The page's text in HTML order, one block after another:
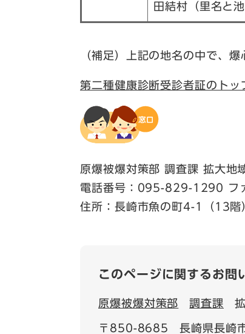
田結村（里名と
（補足）上記の地名の中で、
第二種健康診断受診者証のトッ
原爆被爆対策部 調査課 拡大地
電話番号：095-829-1290 フ
住所：長崎市魚の町4-1（13階
このページに関するお問
原爆被爆対策部 調査課
〒850-8685
長崎県長崎